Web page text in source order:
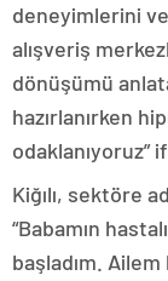
deneyimlerini
alışveriş
dönüşümü
hazırlanırken
odaklanıyoruz”
Kiğılı, sektöre
“Babamın
başladım.